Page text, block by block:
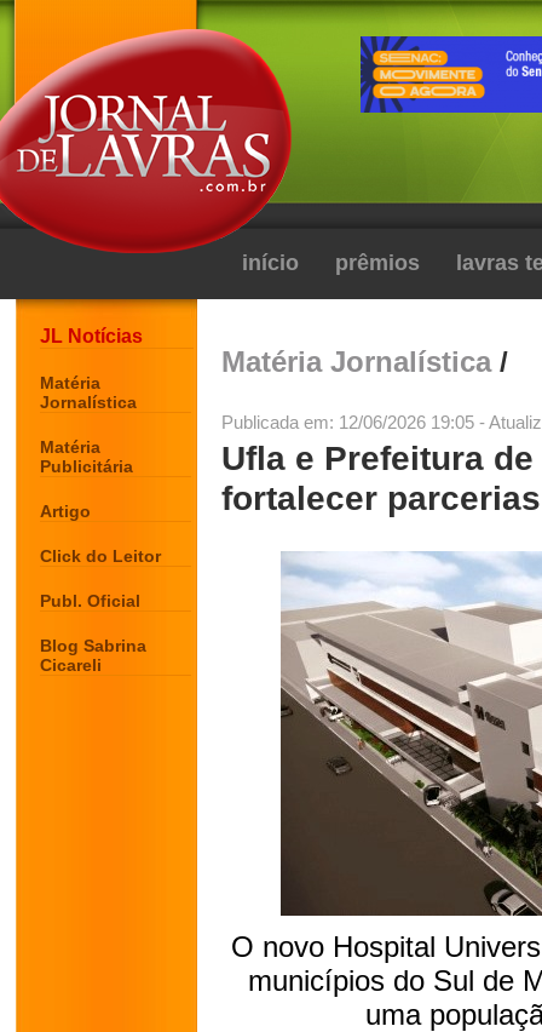
início prêmios lavras
JL Notícias
Matéria
Jornalística
Matéria
Publicitária
Artigo
Click do Leitor
Publ. Oficial
Blog Sabrina
Cicareli
Matéria Jornalística/
Publicada em: 12/06/2026 19:05 -
Ufla e Prefeitura
fortalecer
O novo Hospital
municípios do Sul de
uma